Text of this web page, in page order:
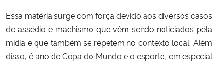
Essa matéria surge com força devido aos diversos casos
de assédio e machismo que vêm sendo noticiados pela
mídia e que também se repetem no contexto local. Além
disso, é ano de Copa do Mundo e o esporte, em especial